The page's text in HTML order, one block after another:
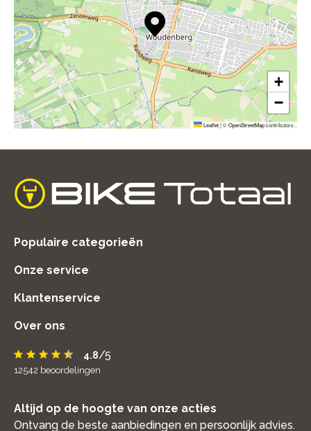
+
−
Leaflet|©OpenStreetMapcontributors
home
Populaire categorieën
Onze service
Klantenservice
Over ons
4.8/5
12542 beoordelingen
Altijd op de hoogte van onze acties
Ontvang de beste aanbiedingen en persoonlijk advies.